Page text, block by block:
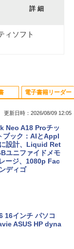
詳 細
ィソフト
更新日時：2026/08/09 12:05
Neo A18 Proチッ
ブック：AIとAppl
設計、Liquid Ret
ユニファイドメモ
ージ、1080p Fac
ディゴ
16インチ パソコ
ASUS HP dyna
電子書籍リーダー